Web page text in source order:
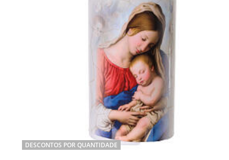
DESCONTOS POR QUANTIDADE